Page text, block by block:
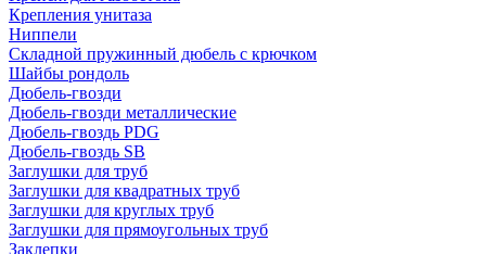
Крепления унитаза
Ниппели
Складной пружинный дюбель с крючком
Шайбы рондоль
Дюбель-гвозди
Дюбель-гвозди металлические
Дюбель-гвоздь PDG
Дюбель-гвоздь SB
Заглушки для труб
Заглушки для квадратных труб
Заглушки для круглых труб
Заглушки для прямоугольных труб
Заклепки